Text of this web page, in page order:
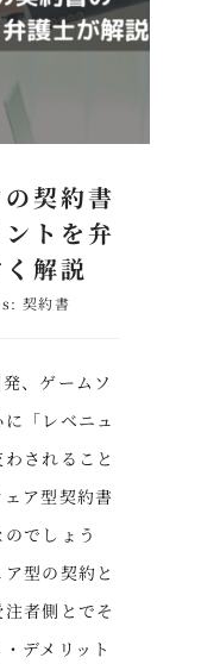
契約書
トを弁
解説
契約書
、ゲームソ
「レベニュ
されること
ア型契約書
でしょう
型の契約と
者側とでそ
デメリット